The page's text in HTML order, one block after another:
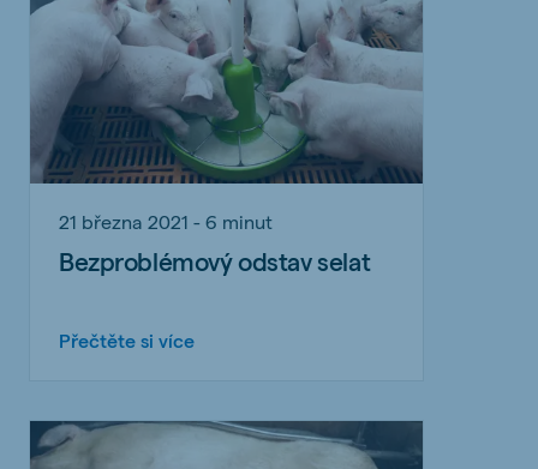
21 března 2021 - 6 minut
Bezproblémový odstav selat
Přečtěte si více